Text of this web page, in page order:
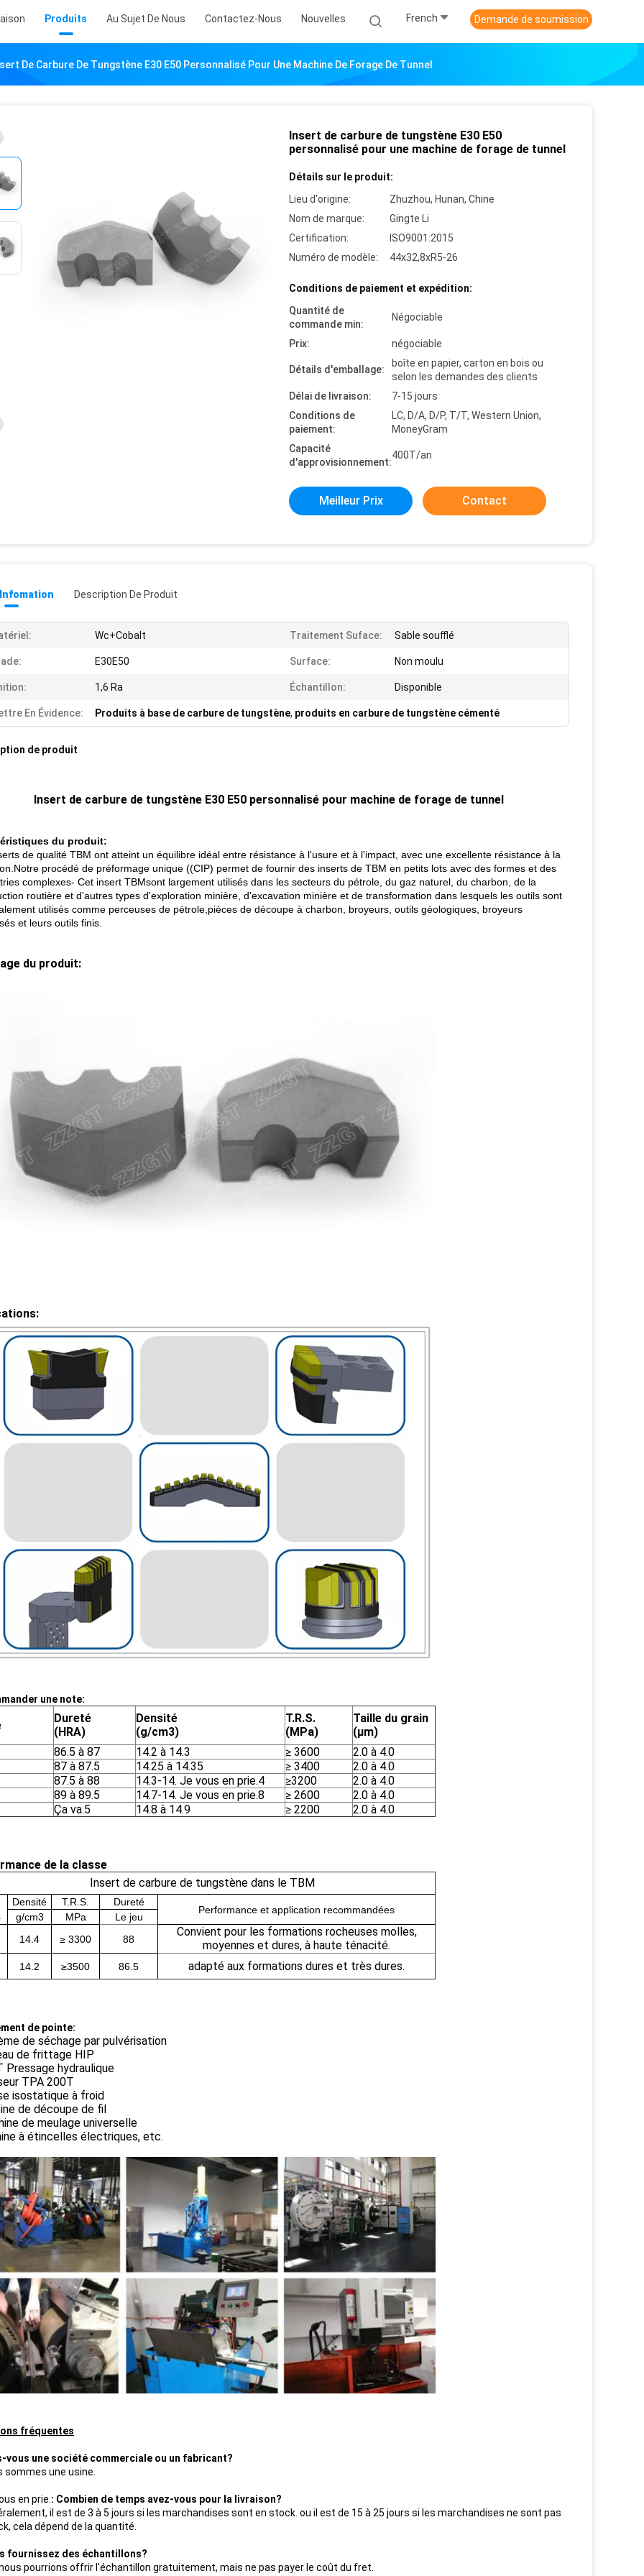
Produits Au Sujet De Nous Contactez-Nous Nouvelles French Demande de soumission
De Carbure De Tungstène E30 E50 Personnalisé Pour Une Machine De Forage De Tunnel
Insert de carbure de tungstène E30 E50
personnalisé pour une machine de forage de tunnel
Détails sur le produit:
Lieu d'origine:
Zhuzhou, Hunan, Chine
Nom de marque:
Gingte Li
Certification:
ISO9001:2015
Numéro de modèle:
44x32,8xR5-26
Conditions de paiement et expédition:
Quantité de
commande min:
Négociable
Prix: négociable
Détails d'emballage:
boîte en papier, carton en bois ou
selon les demandes des clients
Délai de livraison:
7-15 jours
Conditions de
paiement:
LC, D/A, D/P, T/T, Western Union,
MoneyGram
Capacité
d'approvisionnement:
400T/an
Meilleur Prix Contact
Description De Produit
Wc+Cobalt Traitement Suface: Sable soufflé
E30E50 Surface: Non moulu
1,6 Ra Échantillon: Disponible
En Évidence: Produits à base de carbure de tungstène, produits en carbure de tungstène cémenté
de produit
Insert de carbure de tungstène E30 E50 personnalisé pour machine de forage de tunnel
du produit:
de qualité TBM ont atteint un équilibre idéal entre résistance à l'usure et à l'impact, avec une excellente résistance à la
procédé de préformage unique ((CIP) permet de fournir des inserts de TBM en petits lots avec des formes et des
complexes- Cet insert TBMsont largement utilisés dans les secteurs du pétrole, du gaz naturel, du charbon, de la
routière et d'autres types d'exploration minière, d'excavation minière et de transformation dans lesquels les outils sont
utilisés comme perceuses de pétrole,pièces de découpe à charbon, broyeurs, outils géologiques, broyeurs
et leurs outils finis.
du produit:
une note:
Dureté
(HRA)
Densité
(g/cm3)
T.R.S.
(MPa)
Taille du grain
(μm)
86.5 à 87 14.2 à 14.3 ≥ 3600
2.0 à 4.0
87 à 87.5 14.25 à 14.35 ≥ 3400
2.0 à 4.0
87.5 à 88 14.3-14. Je vous en prie.4 ≥3200
2.0 à 4.0
89 à 89.5 14.7-14. Je vous en prie.8 ≥ 2600
2.0 à 4.0
Ça va.5 14.8 à 14.9 ≥ 2200 2.0 à 4.0
de la classe
Insert de carbure de tungstène dans le TBM
Densité T.R.S. Dureté
Performance et application recommandées
g/cm3 MPa Le jeu
14.4 ≥ 3300 88
Convient pour les formations rocheuses molles,
moyennes et dures, à haute ténacité.
14.2 ≥3500 86.5 adapté aux formations dures et très dures.
de pointe:
de séchage par pulvérisation
de frittage HIP
Pressage hydraulique
TPA 200T
isostatique à froid
de découpe de fil
de meulage universelle
à étincelles électriques, etc.
fréquentes
vous une société commerciale ou un fabricant?
sommes une usine.
en prie. : Combien de temps avez-vous pour la livraison?
il est de 3 à 5 jours si les marchandises sont en stock. ou il est de 15 à 25 jours si les marchandises ne sont pas
cela dépend de la quantité.
fournissez des échantillons?
nous pourrions offrir l'échantillon gratuitement, mais ne pas payer le coût du fret.